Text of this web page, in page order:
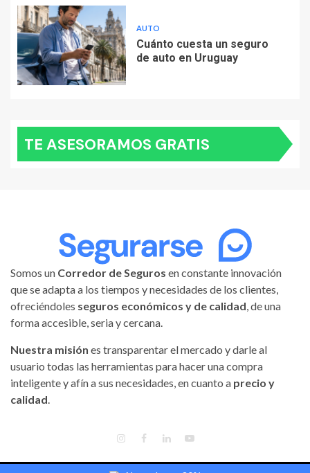
AUTO
Cuánto cuesta un seguro
de auto en Uruguay
TE ASESORAMOS GRATIS
Somos un Corredor de Seguros en constante innovación
que se adapta a los tiempos y necesidades de los clientes,
ofreciéndoles seguros económicos y de calidad, de una
forma accesible, seria y cercana.
Nuestra misión es transparentar el mercado y darle al
usuario todas las herramientas para hacer una compra
inteligente y afín a sus necesidades, en cuanto a precio y
calidad.
INSTAGRAM
FACEBOOK
LINKEDIN
YOUTUBE